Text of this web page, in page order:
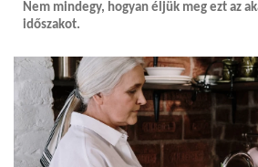
Nem mindegy, hogyan éljük meg ezt az
időszakot.